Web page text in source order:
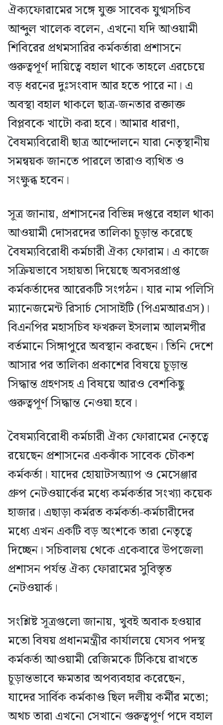
ঐক্যফোরামের সঙ্গে যুক্ত সাবেক যুগ্মসচিব
আব্দুল খালেক বলেন, এখনো যদি আওয়ামী
শিবিরের প্রথমসারির কর্মকর্তারা প্রশাসনে
গুরুত্বপূর্ণ দায়িত্বে বহাল থাকে তাহলে এরচেয়ে
বড় ধরনের দুঃসংবাদ আর হতে পারে না। এ
অবস্থা বহাল থাকলে ছাত্র-জনতার রক্তাক্ত
বিপ্লবকে খাটো করা হবে। আমার ধারণা,
বৈষম্যবিরোধী ছাত্র আন্দোলনে যারা নেতৃস্থানীয়
সমন্বয়ক জানতে পারলে তারাও ব্যথিত ও
সংক্ষুব্ধ হবেন।
সূত্র জানায়, প্রশাসনের বিভিন্ন দপ্তরে বহাল থাকা
আওয়ামী দোসরদের তালিকা চূড়ান্ত করেছে
বৈষম্যবিরোধী কর্মচারী ঐক্য ফোরাম। এ কাজে
সক্রিয়ভাবে সহায়তা দিয়েছে অবসরপ্রাপ্ত
কর্মকর্তাদের আরেকটি সংগঠন। যার নাম পলিসি
ম্যানেজমেন্ট রিসার্চ সোসাইটি (পিএমআরএস)।
বিএনপির মহাসচিব ফখরুল ইসলাম আলমগীর
বর্তমানে সিঙ্গাপুরে অবস্থান করছেন। তিনি দেশে
আসার পর তালিকা প্রকাশের বিষয়ে চূড়ান্ত
সিদ্ধান্ত গ্রহণসহ এ বিষয়ে আরও বেশকিছু
গুরুত্বপূর্ণ সিদ্ধান্ত নেওয়া হবে।
বৈষম্যবিরোধী কর্মচারী ঐক্য ফোরামের নেতৃত্বে
রয়েছেন প্রশাসনের একঝাঁক সাবেক চৌকশ
কর্মকর্তা। যাদের হোয়াটসঅ্যাপ ও মেসেঞ্জার
গ্রুপ নেটওয়ার্কের মধ্যে কর্মকর্তার সংখ্যা কয়েক
হাজার। এছাড়া কর্মরত কর্মকর্তা-কর্মচারীদের
মধ্যে এখন একটি বড় অংশকে তারা নেতৃত্বে
দিচ্ছেন। সচিবালয় থেকে একেবারে উপজেলা
প্রশাসন পর্যন্ত ঐক্য ফোরামের সুবিস্তৃত
নেটওয়ার্ক।
সংশ্লিষ্ট সূত্রগুলো জানায়, খুবই অবাক হওয়ার
মতো বিষয় প্রধানমন্ত্রীর কার্যালয়ে যেসব পদস্থ
কর্মকর্তা আওয়ামী রেজিমকে টিকিয়ে রাখতে
চূড়ান্তভাবে ক্ষমতার অপব্যবহার করেছেন,
যাদের সার্বিক কর্মকাণ্ড ছিল দলীয় কর্মীর মতো;
অথচ তারা এখনো সেখানে গুরুত্বপূর্ণ পদে বহাল